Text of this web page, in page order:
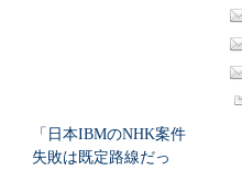
「日本IBMのNHK案件
失敗は既定路線だっ